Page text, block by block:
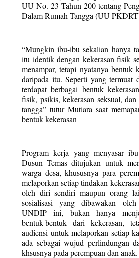
UU No. 23 Tahun 200 tentang
Dalam Rumah Tangga (UU
“Mungkin ibu-ibu sekalian hanya
itu identik dengan kekerasan fisik
menampar, tetapi nyatanya bentuk
daripada itu. Seperti yang
terdapat berbagai bentuk
fisik, psikis, kekerasan seksual, dan
tangga” tutur Mutiara saat
bentuk kekerasan
Program kerja yang menyasar
Dusun Temas ditujukan untuk
warga desa, khususnya para
melaporkan setiap tindakan
oleh diri sendiri maupun orang
sosialisasi yang dibawakan
UNDIP ini, bukan hanya
bentuk-bentuk dari kekerasan,
audiensi untuk melaporkan setiap
ada sebagai wujud perlindungan
khsusnya pada perempuan dan anak.